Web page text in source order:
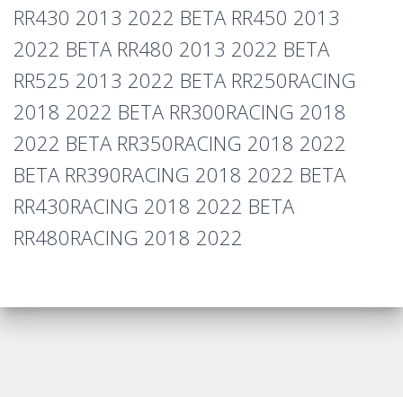
RR430 2013 2022 BETA RR450 2013
2022 BETA RR480 2013 2022 BETA
RR525 2013 2022 BETA RR250RACING
2018 2022 BETA RR300RACING 2018
2022 BETA RR350RACING 2018 2022
BETA RR390RACING 2018 2022 BETA
RR430RACING 2018 2022 BETA
RR480RACING 2018 2022